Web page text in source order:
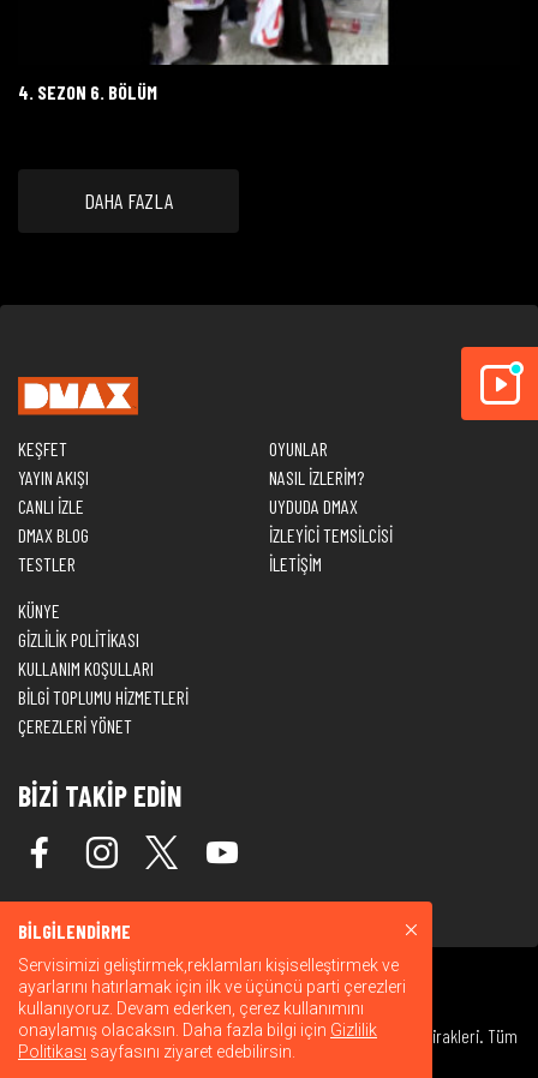
4. SEZON 6. BÖLÜM
DAHA FAZLA
KEŞFET
YAYIN AKIŞI
CANLI İZLE
DMAX BLOG
TESTLER
OYUNLAR
NASIL İZLERİM?
UYDUDA DMAX
İZLEYİCİ TEMSİLCİSİ
İLETİŞİM
KÜNYE
GİZLİLİK POLİTİKASI
KULLANIM KOŞULLARI
BİLGİ TOPLUMU HİZMETLERİ
ÇEREZLERİ YÖNET
BİZİ TAKİP EDİN
© 2026 Warner Bros. Discovery, Inc. veya bağlı kuruluşları ve iştirakleri. Tüm
hakları saklıdır.
BİLGİLENDİRME
Servisimizi geliştirmek,reklamları kişiselleştirmek ve
ayarlarını hatırlamak için ilk ve üçüncü parti çerezleri
kullanıyoruz. Devam ederken, çerez kullanımını
onaylamış olacaksın. Daha fazla bilgi için Gizlilik
Politikası sayfasını ziyaret edebilirsin.